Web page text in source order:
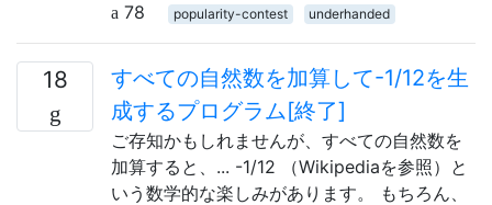
78
popularity-contest underhanded
18
すべての自然数を加算して-1/12を生
成するプログラム[終了]
ご存知かもしれませんが、すべての自然数を
加算すると、... -1/12 （Wikipediaを参照）と
いう数学的な楽しみがあります。 もちろん、